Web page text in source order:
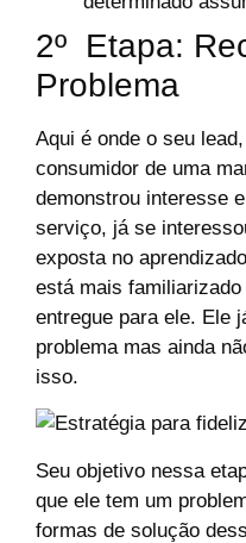
2º Etapa:
Problema
Aqui é onde o seu
consumidor de uma
demonstrou interesse
serviço, já se
exposta no
está mais
entregue para ele. Ele
problema mas ainda
isso.
Seu objetivo nessa
que ele tem um
formas de solução